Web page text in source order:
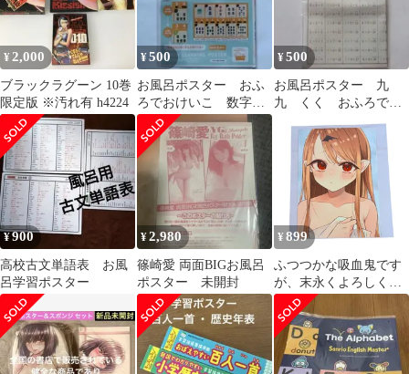
¥2,000
ブラックラグーン 10巻
限定版 ※汚れ有 h4224
¥500
お風呂ポスター おふ
ろでおけいこ 数字
楽しく勉強 ポスター
知育 ポスター
¥500
お風呂ポスター 九
九 くく おふろでお
けいこ 九九表 知育
¥900
高校古文単語表 お風
呂学習ポスター
¥2,980
篠崎愛 両面BIGお風呂
ポスター 未開封
¥ 899
ふつつかな吸血鬼です
が、末永くよろしくお
願いします メロンブッ
クス 同時購入特典 お風
呂ポスター